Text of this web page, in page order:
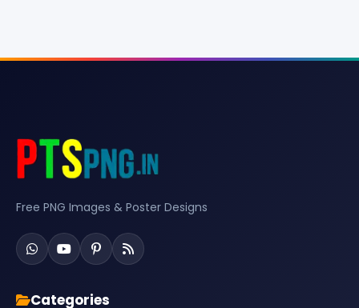
Free PNG Images & Poster Designs
Categories